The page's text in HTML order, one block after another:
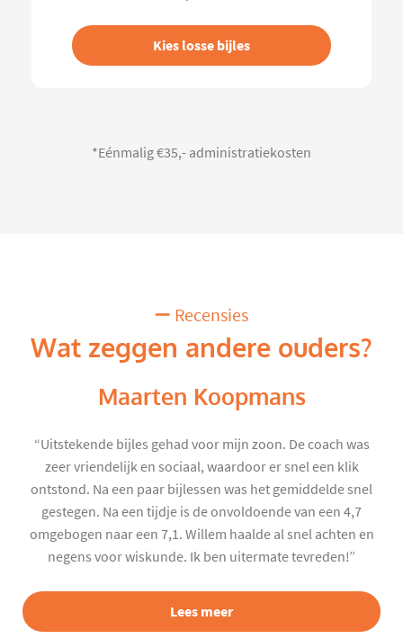
Kies losse bijles
*Eénmalig €35,- administratiekosten
Recensies
Wat zeggen andere ouders?
Maarten Koopmans
“Uitstekende bijles gehad voor mijn zoon. De coach was
zeer vriendelijk en sociaal, waardoor er snel een klik
ontstond. Na een paar bijlessen was het gemiddelde snel
gestegen. Na een tijdje is de onvoldoende van een 4,7
omgebogen naar een 7,1. Willem haalde al snel achten en
negens voor wiskunde. Ik ben uitermate tevreden!”
Lees meer